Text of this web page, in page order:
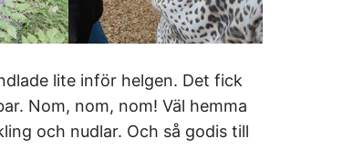
lite inför helgen. Det fick
Nom, nom, nom! Väl hemma
och nudlar. Och så godis till